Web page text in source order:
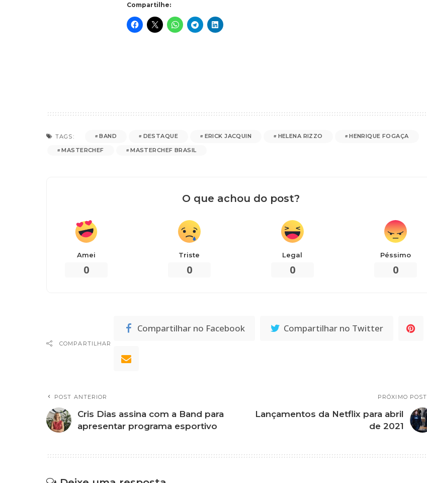
Compartilhe:
TAGS: BAND DESTAQUE ERICK JACQUIN HELENA RIZZO
HENRIQUE FOGAÇA
MASTERCHEF
MASTERCHEF BRASIL
O que achou do post?
Amei
0
Triste
0
Legal
0
Péssimo
0
COMPARTILHAR
Compartilhar no Facebook Compartilhar no Twitter
POST ANTERIOR
Cris Dias assina com a Band para
apresentar programa esportivo
PRÓXIMO POST
Lançamentos da Netflix para abril
de 2021